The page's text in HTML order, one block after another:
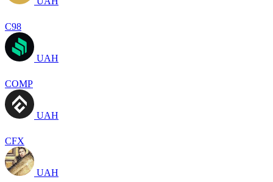
C98
UAH
COMP
UAH
CFX
UAH